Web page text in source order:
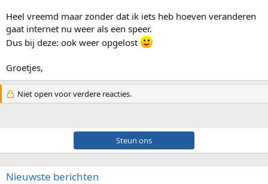
Heel vreemd maar zonder dat ik iets heb hoeven veranderen
gaat internet nu weer als een speer.
Dus bij deze: ook weer opgelost
Groetjes,
Niet open voor verdere reacties.
Steun ons
Nieuwste berichten